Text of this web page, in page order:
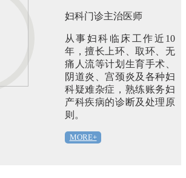
妇科门诊主治医师
从事妇科临床工作近10
年，擅长上环、取环、无
痛人流等计划生育手术、
阴道炎、宫颈炎及各种妇
科疑难杂症，熟练账务妇
产科疾病的诊断及处理原
则。
MORE+